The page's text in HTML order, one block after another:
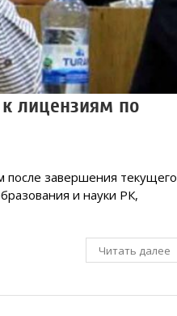
лицензиям по
после завершения текущего
и науки РК,
Читать далее